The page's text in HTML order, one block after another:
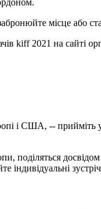
місце або
kiff 2021 на сайті
і США, --
поділяться